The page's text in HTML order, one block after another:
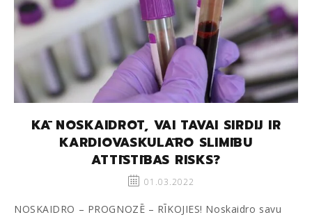
KĀ NOSKAIDROT, VAI TAVAI SIRDIJ IR
KARDIOVASKULĀRO SLIMĪBU
ATTĪSTĪBAS RISKS?
01.03.2022
NOSKAIDRO – PROGNOZĒ – RĪKOJIES! Noskaidro savu